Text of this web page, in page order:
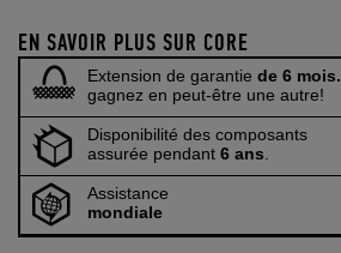
EN SAVOIR PLUS SUR CORE
Extension de garantie de 6 mois.
gagnez en peut-être une autre!
Disponibilité des composants
assurée pendant 6 ans
Assistance
mondiale